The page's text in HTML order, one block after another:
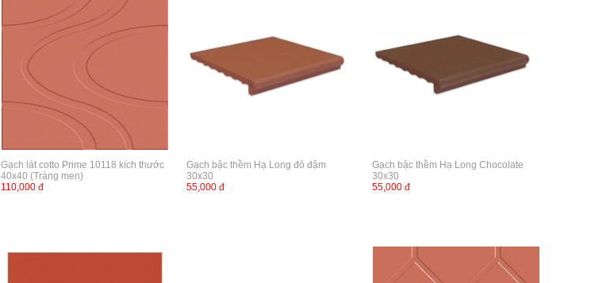
Gạch lát cotto Prime 10118 kích thước
40x40 (Tráng men)
110,000 đ
Gạch bậc thềm Hạ Long đỏ đậm
30x30
55,000 đ
Gạch bậc thềm Hạ Long Chocolate
30x30
55,000 đ